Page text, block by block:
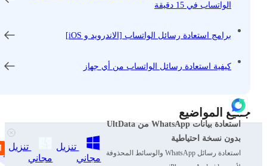
الواتساب في 15 دقيقة
برامج استعادة رسائل الواتساب [الاندرويد و iOS]
كيفية استعادة رسائل الواتساب من أي جهاز
جميع المواضيع
فتح قفل الأندرويد نصائح واتساب نصائح آيفون iOS 27
استعادة بيانات WhatsApp من UltData
بدون نسخة احتياطية
استعادة رسائل WhatsApp والوسائط المحذوفة
تنزيل
مجاني
تنزيل
مجاني